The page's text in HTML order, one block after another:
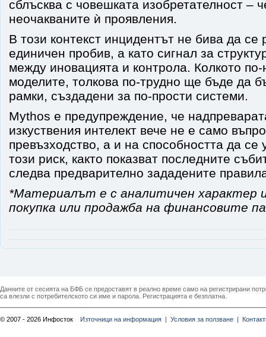
сблъсква с човешката изобретателност –
неочакваните ѝ проявления.
В този контекст инцидентът не бива да се
единичен пробив, а като сигнал за
между иновацията и контрола. Колкото
моделите, толкова по-трудно ще бъде да
рамки, създадени за по-прости системи.
Mythos е предупреждение, че
изкуствения интелект вече не е само
превъзходство, а и на способността да се
този риск, както показват последните
следва предварително зададените
*Материалът е с аналитичен характер
покупка или продажба на финансовите
Данните от сесията на БФБ се предоставят в реално време само на регистрирани
са влезли с потребителското си име и парола. Регистрацията е безплатна.
© 2007 - 2026 Инфосток Източници на информация | Условия за ползване |